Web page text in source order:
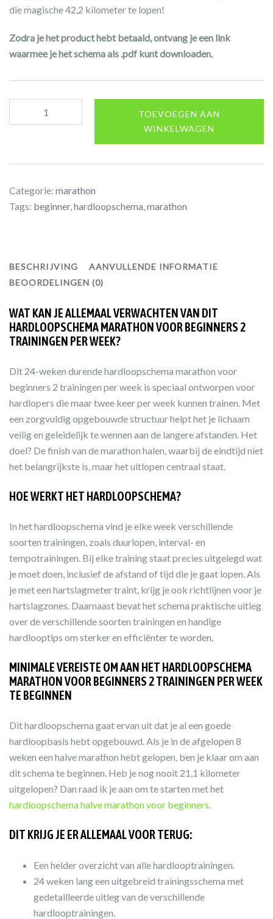
die magische 42,2 kilometer te lopen!
Zodra je het product hebt betaald, ontvang je een link
waarmee je het schema als .pdf kunt downloaden.
marathon
2
trainingen
TOEVOEGEN AAN
WINKELWAGEN
Categorie: marathon
Tags: beginner,hardloopschema,marathon
BESCHRIJVING
AANVULLENDE INFORMATIE
BEOORDELINGEN (0)
WAT KAN JE ALLEMAAL VERWACHTEN VAN DIT
HARDLOOPSCHEMA MARATHON VOOR BEGINNERS 2
TRAININGEN PER WEEK?
Dit 24-weken durende hardloopschema marathon voor
beginners 2 trainingen per week is speciaal ontworpen voor
hardlopers die maar twee keer per week kunnen trainen. Met
een zorgvuldig opgebouwde structuur helpt het je lichaam
veilig en geleidelijk te wennen aan de langere afstanden. Het
doel? De finish van de marathon halen, waarbij de eindtijd niet
het belangrijkste is, maar het uitlopen centraal staat.
HOE WERKT HET HARDLOOPSCHEMA?
In het hardloopschema vind je elke week verschillende
soorten trainingen, zoals duurlopen, interval- en
tempotrainingen. Bij elke training staat precies uitgelegd wat
je moet doen, inclusief de afstand of tijd die je gaat lopen. Als
je met een hartslagmeter traint, krijg je ook richtlijnen voor je
hartslagzones. Daarnaast bevat het schema praktische uitleg
over de verschillende soorten trainingen en handige
hardlooptips om sterker en efficiënter te worden.
MINIMALE VEREISTE OM AAN HET HARDLOOPSCHEMA
MARATHON VOOR BEGINNERS 2 TRAININGEN PER WEEK
TE BEGINNEN
Dit hardloopschema gaat ervan uit dat je al een goede
hardloopbasis hebt opgebouwd. Als je in de afgelopen 8
weken een halve marathon hebt gelopen, ben je klaar om aan
dit schema te beginnen. Heb je nog nooit 21,1 kilometer
uitgelopen? Dan raad ik je aan om te starten met het
hardloopschema halve marathon voor beginners.
DIT KRIJG JE ER ALLEMAAL VOOR TERUG:
Een helder overzicht van alle hardlooptrainingen.
24 weken lang een uitgebreid trainingsschema met
gedetailleerde uitleg van de verschillende
hardlooptrainingen.